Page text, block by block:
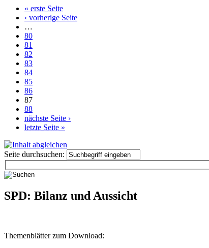
« erste Seite
‹ vorherige Seite
…
80
81
82
83
84
85
86
87
88
nächste Seite ›
letzte Seite »
Seite durchsuchen:
SPD: Bilanz und Aussicht
Themenblätter zum Download: